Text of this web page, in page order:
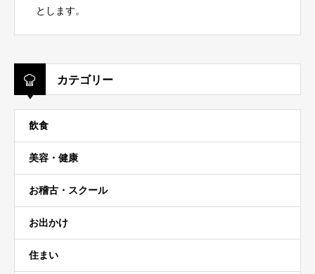
とします。
カテゴリー
飲食
美容・健康
お稽古・スクール
お出かけ
住まい